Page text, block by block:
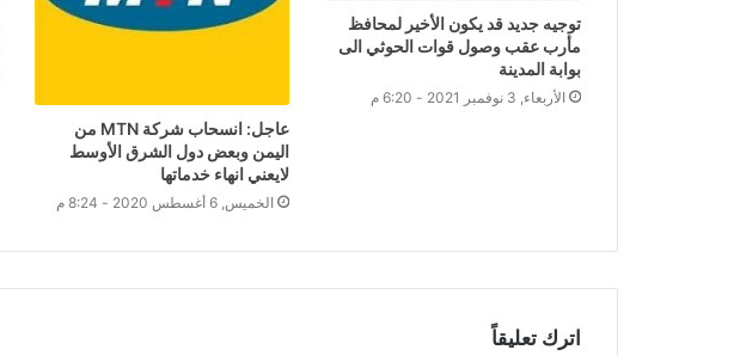
توجيه جديد قد يكون الأخير لمحافظ
مأرب عقب وصول قوات الحوثي الى
بوابة المدينة
الأربعاء, 3 نوفمبر 2021 - 6:20 م
عاجل: انسحاب شركة MTN من
اليمن وبعض دول الشرق الأوسط
لايعني انهاء خدماتها
الخميس, 6 أغسطس 2020 - 8:24 م
اترك تعليقاً